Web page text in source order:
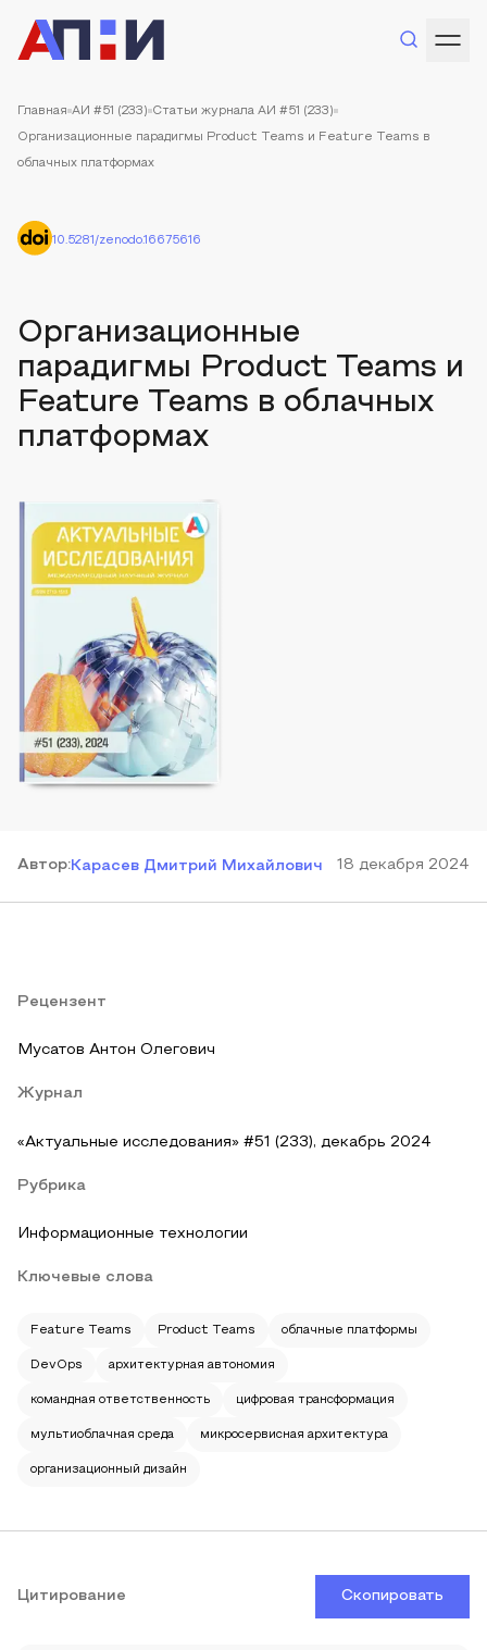
Главная АИ #51 (233) Статьи журнала АИ #51 (233)
Организационные парадигмы Product Teams и Feature Teams в
облачных платформах
10.5281/zenodo.16675616
Организационные
парадигмы Product Teams и
Feature Teams в облачных
платформах
Автор:Карасев Дмитрий Михайлович 18 декабря 2024
Рецензент
Мусатов Антон Олегович
Журнал
«Актуальные исследования» #51 (233), декабрь 2024
Рубрика
Информационные технологии
Ключевые слова
Feature Teams Product Teams облачные платформы
DevOps архитектурная автономия
командная ответственность цифровая трансформация
мультиоблачная среда микросервисная архитектура
организационный дизайн
Цитирование Скопировать